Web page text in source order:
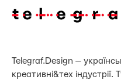
Telegraf.Design —
креативні&тех